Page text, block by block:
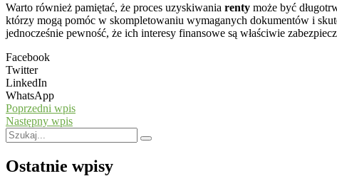
Warto również pamiętać, że proces uzyskiwania renty może być
którzy mogą pomóc w skompletowaniu wymaganych dokumentów i
jednocześnie pewność, że ich interesy finansowe są właściwie
Facebook
Twitter
LinkedIn
WhatsApp
Poprzedni wpis
Następny wpis
Ostatnie wpisy